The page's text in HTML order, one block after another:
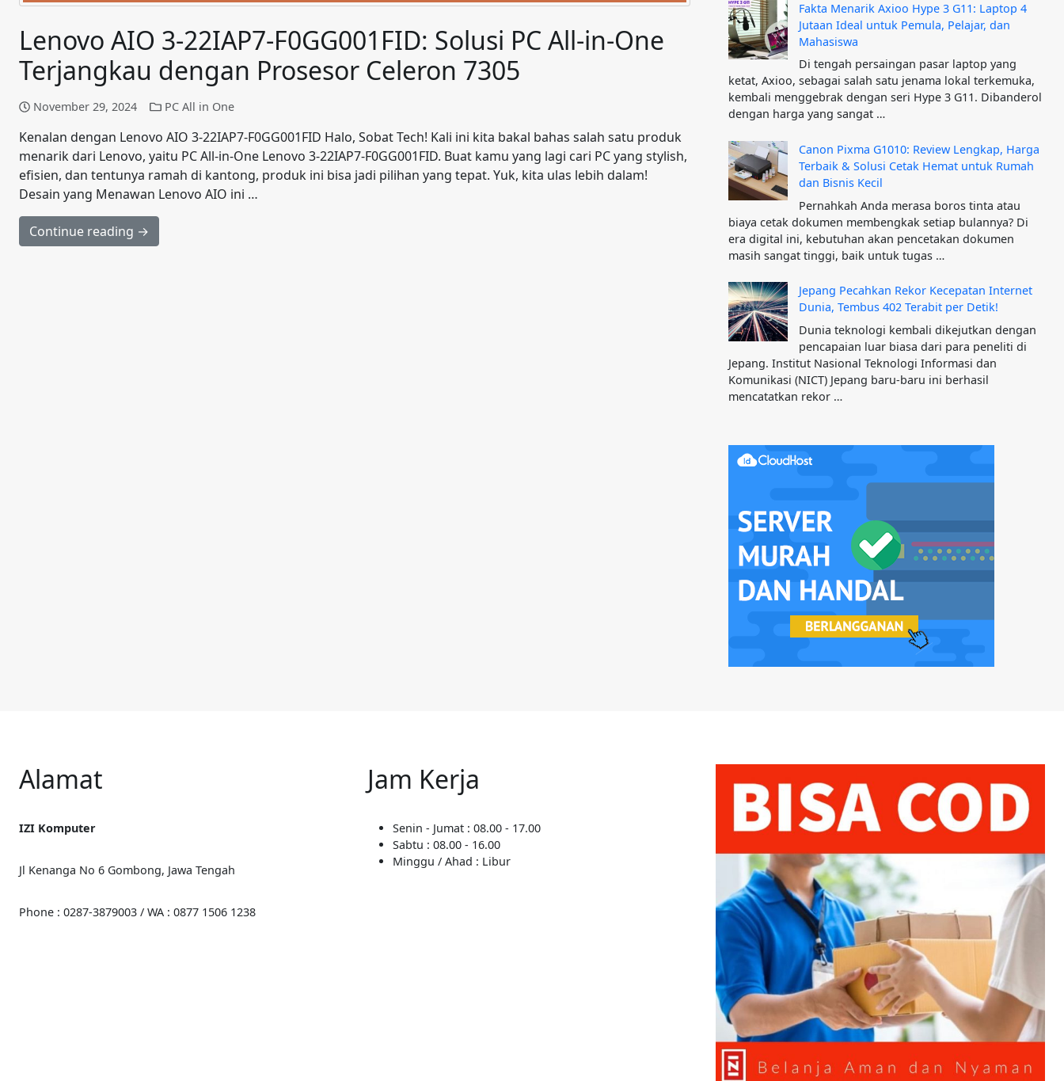
Lenovo AIO 3-22IAP7-F0GG001FID: Solusi PC All-in-One
Terjangkau dengan Prosesor Celeron 7305
November 29, 2024 PC All in One
Kenalan dengan Lenovo AIO 3-22IAP7-F0GG001FID Halo, Sobat Tech! Kali ini kita bakal bahas salah satu produk
menarik dari Lenovo, yaitu PC All-in-One Lenovo 3-22IAP7-F0GG001FID. Buat kamu yang lagi cari PC yang stylish,
efisien, dan tentunya ramah di kantong, produk ini bisa jadi pilihan yang tepat. Yuk, kita ulas lebih dalam!
Desain yang Menawan Lenovo AIO ini …
Continue reading →
Fakta Menarik Axioo Hype 3 G11: Laptop 4
Jutaan Ideal untuk Pemula, Pelajar, dan
Mahasiswa
Di tengah persaingan pasar laptop yang
ketat, Axioo, sebagai salah satu jenama lokal terkemuka,
kembali menggebrak dengan seri Hype 3 G11. Dibanderol
dengan harga yang sangat …
Canon Pixma G1010: Review Lengkap, Harga
Terbaik & Solusi Cetak Hemat untuk Rumah
dan Bisnis Kecil
Pernahkah Anda merasa boros tinta atau
biaya cetak dokumen membengkak setiap bulannya? Di
era digital ini, kebutuhan akan pencetakan dokumen
masih sangat tinggi, baik untuk tugas …
Jepang Pecahkan Rekor Kecepatan Internet
Dunia, Tembus 402 Terabit per Detik!
Dunia teknologi kembali dikejutkan dengan
pencapaian luar biasa dari para peneliti di
Jepang. Institut Nasional Teknologi Informasi dan
Komunikasi (NICT) Jepang baru-baru ini berhasil
mencatatkan rekor …
Alamat
IZI Komputer
Jl Kenanga No 6 Gombong, Jawa Tengah
Phone : 0287-3879003 / WA : 0877 1506 1238
Jam Kerja
Senin - Jumat : 08.00 - 17.00
Sabtu : 08.00 - 16.00
Minggu / Ahad : Libur